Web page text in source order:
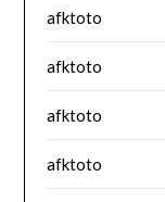
afktoto
afktoto
afktoto
afktoto